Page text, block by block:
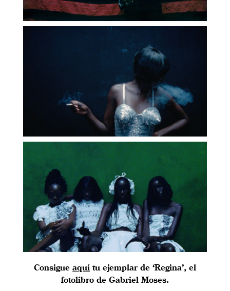
Consigue aquí tu ejemplar de ‘Regina’, el
fotolibro de Gabriel Moses.